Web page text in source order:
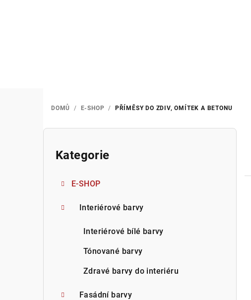
DOMŮ / E-SHOP / PŘÍMĚSY DO ZDIV, OMÍTEK A BETONU
P
Přeskočit
Kategorie
E-SHOP
Interiérové barvy
Interiérové bílé barvy
Tónované barvy
Zdravé barvy do interiéru
Fasádní barvy